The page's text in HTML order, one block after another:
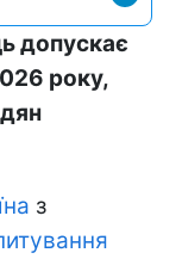
допускає
року,
з